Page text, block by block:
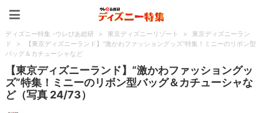
ディズニー特集 -ウレぴあ総研 > 東京ディズニーリゾート >
東京ディズニーラン
ド
>
【東京ディズニーランド】“激かわファッショングッズ”特集！ミニーのリボン型
バッグ＆カチューシャなど
【東京ディズニーランド】“激かわファッショングッ
ズ”特集！ミニーのリボン型バッグ＆カチューシャな
ど（写真 24/73）